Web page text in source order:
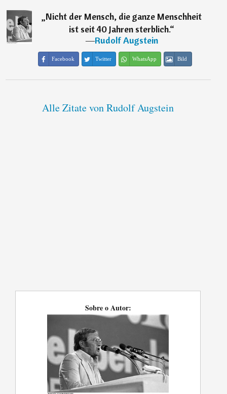
„Nicht der Mensch, die ganze Menschheit
ist seit 40 Jahren sterblich.“
―Rudolf Augstein
Facebook Twitter WhatsApp Bild
Alle Zitate von Rudolf Augstein
Sobre o Autor: